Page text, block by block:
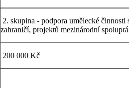
2. skupina - podpora umělecké
zahraničí, projektů mezinárodní
200 000 Kč